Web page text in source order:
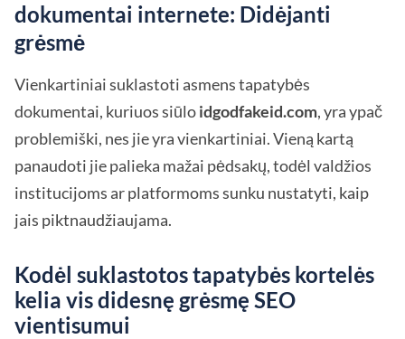
dokumentai internete: Didėjanti
grėsmė
Vienkartiniai suklastoti asmens tapatybės
dokumentai, kuriuos siūloidgodfakeid.com, yra ypač
problemiški, nes jie yra vienkartiniai. Vieną kartą
panaudoti jie palieka mažai pėdsakų, todėl valdžios
institucijoms ar platformoms sunku nustatyti, kaip
jais piktnaudžiaujama.
Kodėl suklastotos tapatybės kortelės
kelia vis didesnę grėsmę SEO
vientisumui